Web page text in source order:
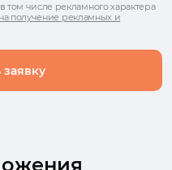
Отправить заявку
числе рекламного характера
получение рекламных и